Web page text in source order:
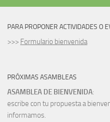
PARA PROPONER ACTIVIDADES O
>>> Formulario bienvenida
PRÓXIMAS ASAMBLEAS
ASAMBLEA DE BIENVENIDA:
escribe con tu propuesta a
informamos.